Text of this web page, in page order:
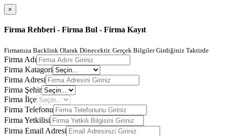
×
Firma Rehberi - Firma Bul - Firma Kayıt
Firmanıza Backlink Olarak Dönecektir. Gerçek Bilgiler Girdiğiniz Taktirde
Firma Adı
Firma Katagori
Firma Adresi
Firma Şehir
Firma İlçe
Firma Telefonu
Firma Yetkilisi
Firma Email Adresi